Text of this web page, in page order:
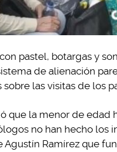
pastel, botargas y
de alienación
las visitas de los
que la menor de edad
no han hecho los
Agustín Ramírez que